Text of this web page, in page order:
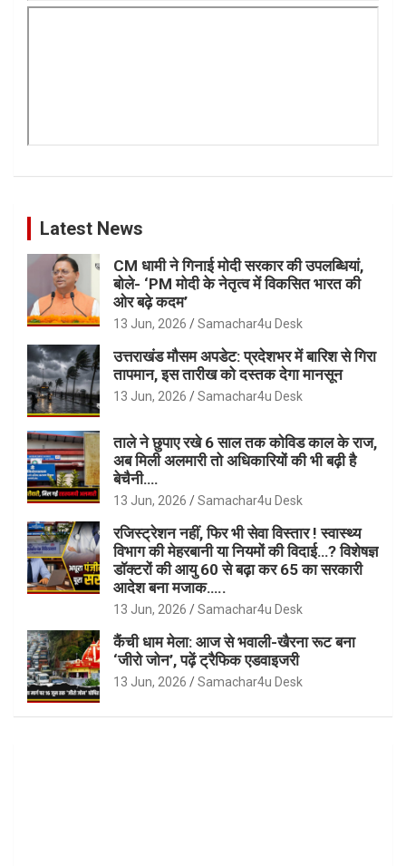
Latest News
CM धामी ने गिनाई मोदी सरकार की उपलब्धियां,
बोले- ‘PM मोदी के नेतृत्व में विकसित भारत की
ओर बढ़े कदम’
13 Jun, 2026 Samachar4u Desk
उत्तराखंड मौसम अपडेट: प्रदेशभर में बारिश से गिरा
तापमान, इस तारीख को दस्तक देगा मानसून
13 Jun, 2026 Samachar4u Desk
ताले ने छुपाए रखे 6 साल तक कोविड काल के राज,
अब मिली अलमारी तो अधिकारियों की भी बढ़ी है
बेचैनी….
13 Jun, 2026 Samachar4u Desk
रजिस्ट्रेशन नहीं, फिर भी सेवा विस्तार ! स्वास्थ्य
विभाग की मेहरबानी या नियमों की विदाई…? विशेषज्ञ
डॉक्टरों की आयु 60 से बढ़ा कर 65 का सरकारी
आदेश बना मजाक…..
13 Jun, 2026 Samachar4u Desk
कैंची धाम मेला: आज से भवाली-खैरना रूट बना
‘जीरो जोन’, पढ़ें ट्रैफिक एडवाइजरी
13 Jun, 2026 Samachar4u Desk